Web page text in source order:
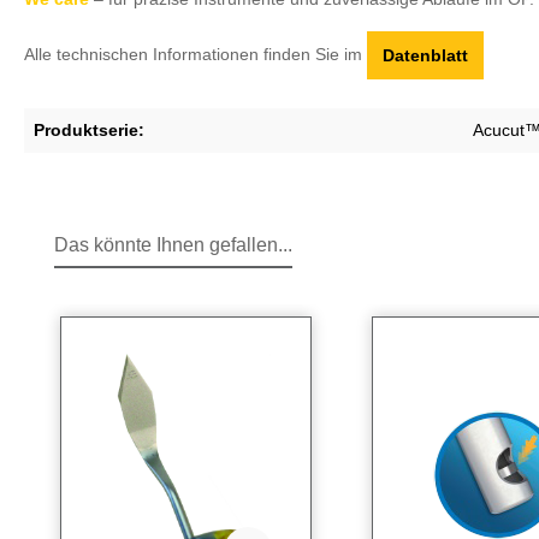
Alle technischen Informationen finden Sie im Datenblatt
Produktserie:
Das könnte Ihnen gefallen...
Produktgalerie überspringen